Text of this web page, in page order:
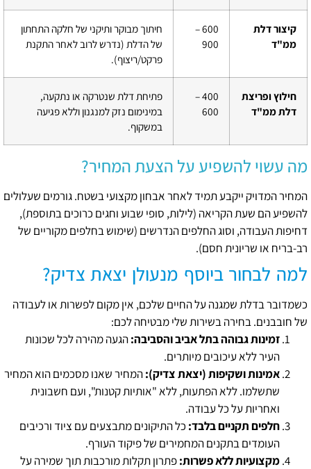
קיצור דלת
ממ"ד
600 –
900
חיתוך מבוקר ותיקני של חלקה התחתון
של הדלת (נדרש לרוב לאחר התקנת
פרקט/ריצוף).
חילוץ ופריצת
דלת ממ"ד
400 –
600
פתיחת דלת שנטרקה או נתקעה,
במינימום נזק למנגנון וללא פגיעה
במשקוף.
מה עשוי להשפיע על הצעת המחיר?
המחיר המדויק ייקבע תמיד לאחר אבחון מקצועי בשטח. גורמים שעלולים
להשפיע הם שעת הקריאה (לילות, סופי שבוע וחגים כרוכים בתוספת),
דחיפות העבודה, וסוג החלפים הנדרשים (שימוש בחלפים מקוריים של
רב-בריח או שריונית חסם).
למה לבחור ביוסף מנעולן יצאת צדיק?
כשמדובר בדלת שמגנה על החיים שלכם, אין מקום לפשרות או לעבודה
של חובבנים. בחירה בשירות שלי מבטיחה לכם:
זמינות גבוהה בתל אביב והסביבה:הגעה מהירה לכל שכונות
העיר ללא עיכובים מיותרים.
אמינות ושקיפות (יצאת צדיק):המחיר שאנו מסכמים הוא המחיר
שתשלמו. ללא הפתעות, ללא "אותיות קטנות", ועם חשבונית
ואחריות על כל עבודה.
חלפים תקניים בלבד: כל התיקונים מתבצעים עם ציוד ורכיבים
העומדים בתקנים המחמירים של פיקוד העורף.
מקצועיות ללא פשרות:פתרון תקלות מורכבות תוך שמירה על